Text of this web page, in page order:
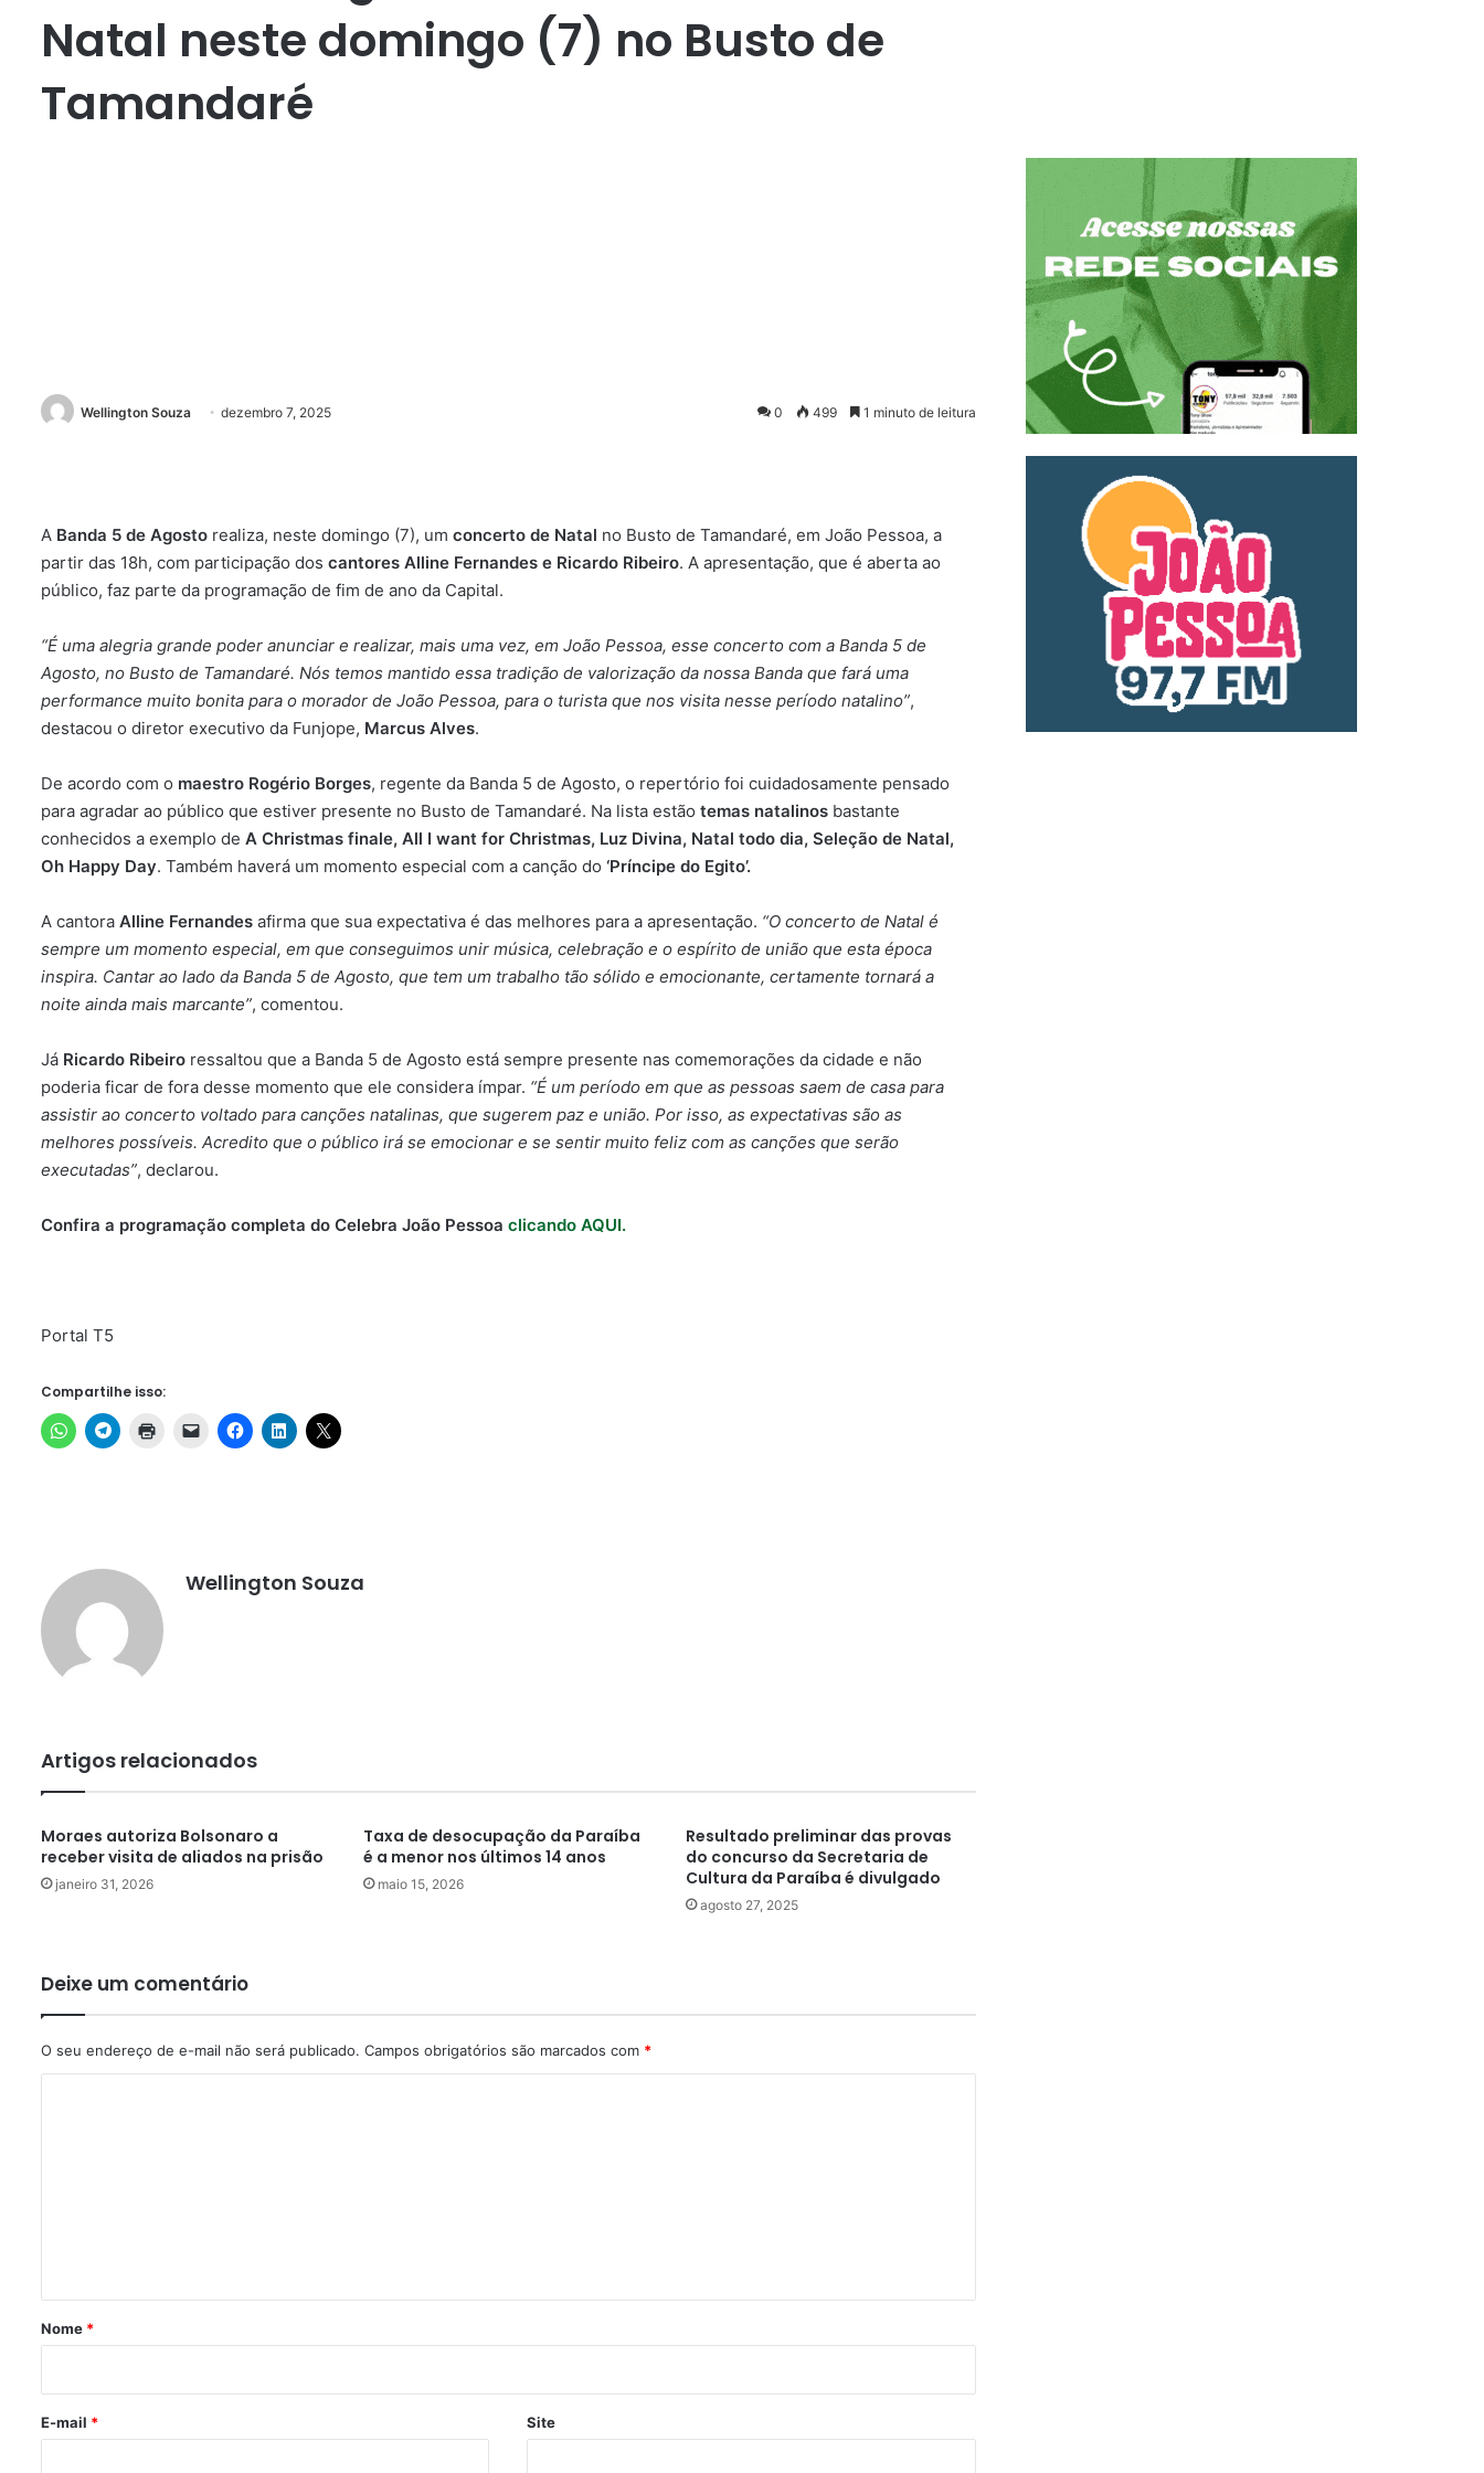
Natal neste domingo (7) no Busto de
Tamandaré
Wellington Souza dezembro 7, 2025 0 499 1 minuto de leitura
A Banda 5 de Agosto realiza, neste domingo (7), um concerto de Natal no Busto de Tamandaré, em João Pessoa, a
partir das 18h, com participação dos cantores Alline Fernandes e Ricardo Ribeiro. A apresentação, que é aberta ao
público, faz parte da programação de fim de ano da Capital.
“É uma alegria grande poder anunciar e realizar, mais uma vez, em João Pessoa, esse concerto com a Banda 5 de
Agosto, no Busto de Tamandaré. Nós temos mantido essa tradição de valorização da nossa Banda que fará uma
performance muito bonita para o morador de João Pessoa, para o turista que nos visita nesse período natalino”,
destacou o diretor executivo da Funjope, Marcus Alves.
De acordo com o maestro Rogério Borges, regente da Banda 5 de Agosto, o repertório foi cuidadosamente pensado
para agradar ao público que estiver presente no Busto de Tamandaré. Na lista estão temas natalinos bastante
conhecidos a exemplo de A Christmas finale, All I want for Christmas, Luz Divina, Natal todo dia, Seleção de Natal,
Oh Happy Day. Também haverá um momento especial com a canção do ‘Príncipe do Egito’.
A cantora Alline Fernandes afirma que sua expectativa é das melhores para a apresentação. “O concerto de Natal é
sempre um momento especial, em que conseguimos unir música, celebração e o espírito de união que esta época
inspira. Cantar ao lado da Banda 5 de Agosto, que tem um trabalho tão sólido e emocionante, certamente tornará a
noite ainda mais marcante”, comentou.
Já Ricardo Ribeiro ressaltou que a Banda 5 de Agosto está sempre presente nas comemorações da cidade e não
poderia ficar de fora desse momento que ele considera ímpar. “É um período em que as pessoas saem de casa para
assistir ao concerto voltado para canções natalinas, que sugerem paz e união. Por isso, as expectativas são as
melhores possíveis. Acredito que o público irá se emocionar e se sentir muito feliz com as canções que serão
executadas”, declarou.
Confira a programação completa do Celebra João Pessoa clicando AQUI.
Portal T5
Compartilhe isso:
Wellington Souza
Artigos relacionados
Moraes autoriza Bolsonaro a
receber visita de aliados na prisão
janeiro 31, 2026
Taxa de desocupação da Paraíba
é a menor nos últimos 14 anos
maio 15, 2026
Resultado preliminar das provas
do concurso da Secretaria de
Cultura da Paraíba é divulgado
agosto 27, 2025
Deixe um comentário
O seu endereço de e-mail não será publicado. Campos obrigatórios são marcados com *
r
*
Nome *
E-mail * Site